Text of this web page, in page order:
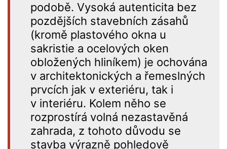
podobě. Vysoká autenticita bez
pozdějších stavebních zásahů
(kromě plastového okna u
sakristie a ocelových oken
obložených hliníkem) je ochována
v architektonických a řemeslných
prvcích jak v exteriéru, tak i
v interiéru. Kolem něho se
rozprostírá volná nezastavěná
zahrada, z tohoto důvodu se
stavba výrazně pohledově